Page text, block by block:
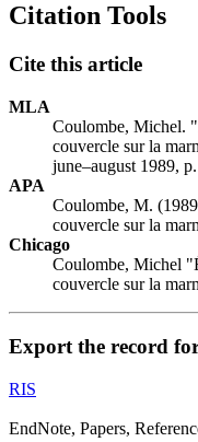
Citation Tools
Cite this article
MLA
Coulombe, Michel.
couvercle sur la
june–august 1989,
APA
Coulombe, M.
couvercle sur la
Chicago
Coulombe, Michel
couvercle sur la
Export the record
RIS
EndNote, Papers,